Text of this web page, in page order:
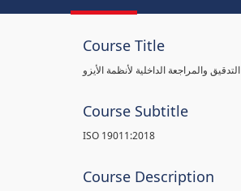
Course Title
التدقيق والمراجعة الداخلية لأنظمة الأيزو
Course Subtitle
ISO 19011:2018
Course Description